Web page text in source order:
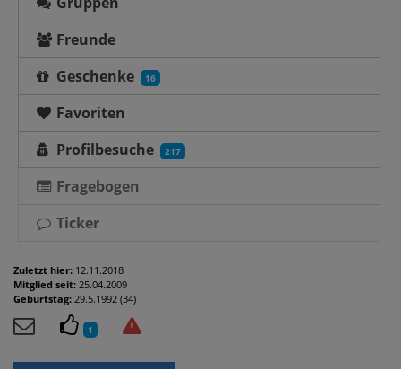
Freunde
Geschenke
16
Favoriten
Profilbesuche
217
Fragebogen
Ticker
Zuletzt hier: 12.11.2018
Mitglied seit: 25.04.2009
Geburtstag: 29.5.1992 (34)
1